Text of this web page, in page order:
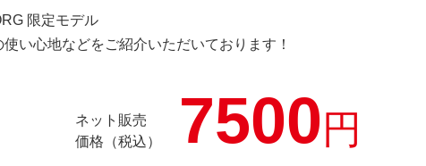
限定モデル
い心地などをご紹介いただいております！
ネット販売
価格（税込）
7500円